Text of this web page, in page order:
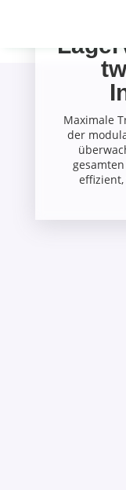
Maximale
der